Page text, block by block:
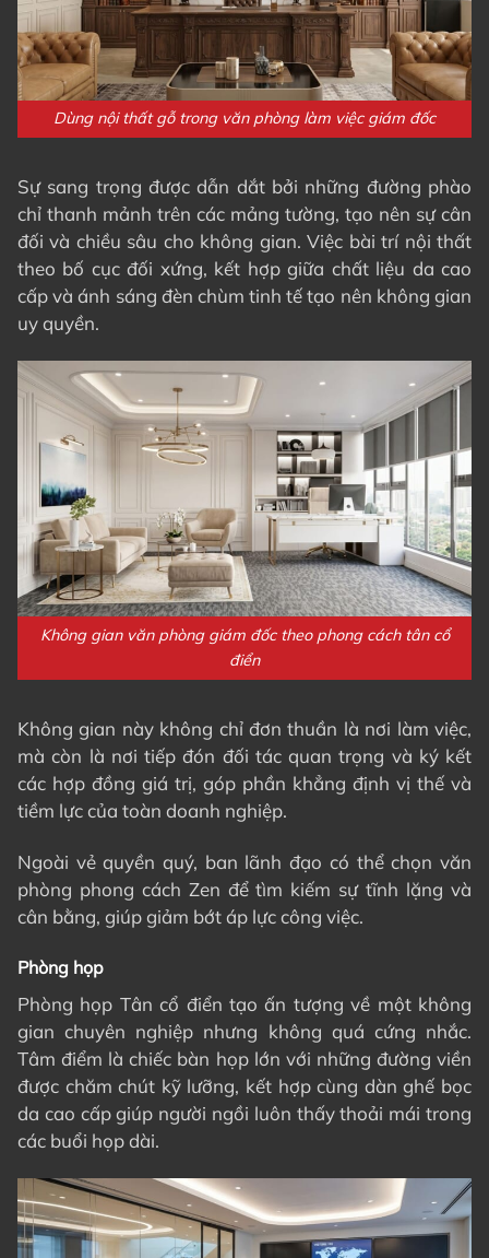
Dùng nội thất gỗ trong văn phòng làm việc giám đốc
Sự sang trọng được dẫn dắt bởi những đường phào
chỉ thanh mảnh trên các mảng tường, tạo nên sự cân
đối và chiều sâu cho không gian. Việc bài trí nội thất
theo bố cục đối xứng, kết hợp giữa chất liệu da cao
cấp và ánh sáng đèn chùm tinh tế tạo nên không gian
uy quyền.
Không gian văn phòng giám đốc theo phong cách tân cổ
điển
Không gian này không chỉ đơn thuần là nơi làm việc,
mà còn là nơi tiếp đón đối tác quan trọng và ký kết
các hợp đồng giá trị, góp phần khẳng định vị thế và
tiềm lực của toàn doanh nghiệp.
Ngoài vẻ quyền quý, ban lãnh đạo có thể chọn văn
phòng phong cách Zen để tìm kiếm sự tĩnh lặng và
cân bằng, giúp giảm bớt áp lực công việc.
Phòng họp
Phòng họp Tân cổ điển tạo ấn tượng về một không
gian chuyên nghiệp nhưng không quá cứng nhắc.
Tâm điểm là chiếc bàn họp lớn với những đường viền
được chăm chút kỹ lưỡng, kết hợp cùng dàn ghế bọc
da cao cấp giúp người ngồi luôn thấy thoải mái trong
các buổi họp dài.